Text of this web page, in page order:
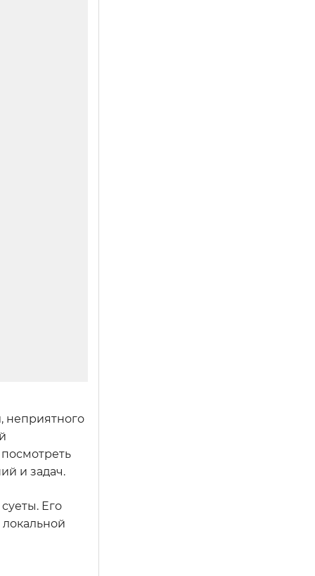
неприятного
и задач.
Его